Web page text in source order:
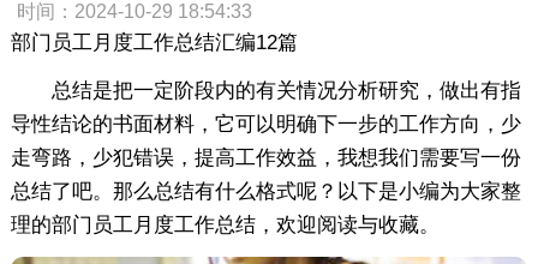
时间：2024-10-29 18:54:33
部门员工月度工作总结汇编12篇
总结是把一定阶段内的有关情况分析研究，做出有指
导性结论的书面材料，它可以明确下一步的工作方向，少
走弯路，少犯错误，提高工作效益，我想我们需要写一份
总结了吧。那么总结有什么格式呢？以下是小编为大家整
理的部门员工月度工作总结，欢迎阅读与收藏。